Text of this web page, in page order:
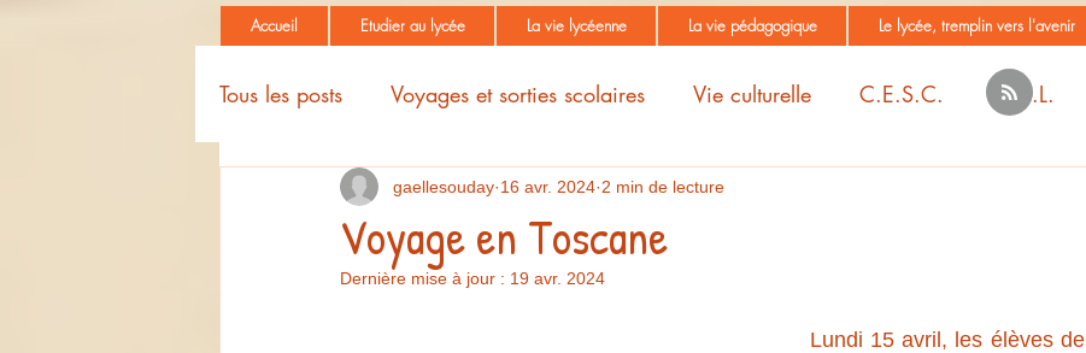
Accueil Etudier au lycée La vie lycéenne La vie pédagogique Le lycée, tremplin vers l'avenir
Tous les posts Voyages et sorties scolaires Vie culturelle C.E.S.C. M.D.L.
Projets pédagogiques
Voyage en Toscane
gaellesouday 16 avr. 2024 2 min de lecture
Dernière mise à jour : 19 avr. 2024
Lundi 15 avril, les élèves